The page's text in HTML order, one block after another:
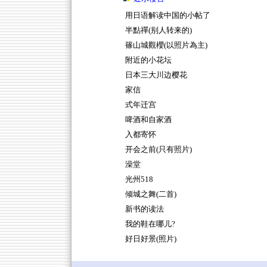
用日语解读中国的小帖了
半點禪(别人转来的)
篠山城觀櫻(以照片為主)
附近的小花坛
日本三大川边樱花
家信
式年迁宫
啤酒和自家酒
入都寄怀
开会之前(只有照片)
澡堂
光州518
倾城之舞(二首)
新书的读法
我的鞋在哪儿?
好日好景(照片)